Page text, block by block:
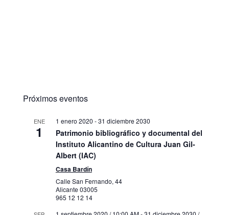
Próximos eventos
ENE
1
1 enero 2020 -31 diciembre 2030
Patrimonio bibliográfico y documental del
Instituto Alicantino de Cultura Juan Gil-
Albert (IAC)
Casa Bardín
Calle San Fernando, 44
Alicante 03005
965 12 12 14